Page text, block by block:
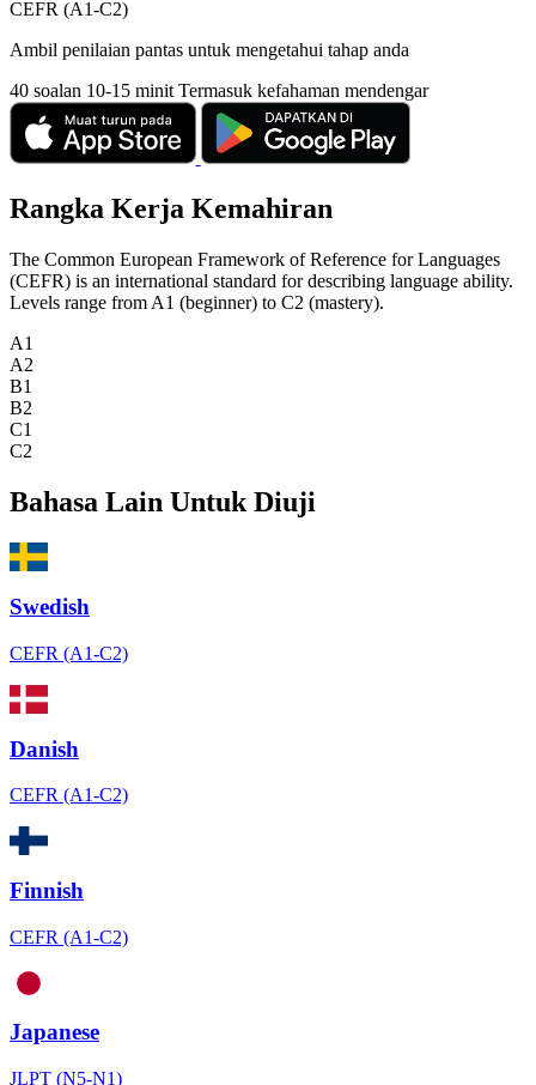
CEFR (A1-C2)
Ambil penilaian pantas untuk mengetahui tahap anda
40 soalan 10-15 minit Termasuk kefahaman mendengar
Rangka Kerja Kemahiran
The Common European Framework of Reference for Languages
(CEFR) is an international standard for describing language ability.
Levels range from A1 (beginner) to C2 (mastery).
A1
A2
B1
B2
C1
C2
Bahasa Lain Untuk Diuji
Swedish
CEFR (A1-C2)
Danish
CEFR (A1-C2)
Finnish
CEFR (A1-C2)
Japanese
JLPT (N5-N1)